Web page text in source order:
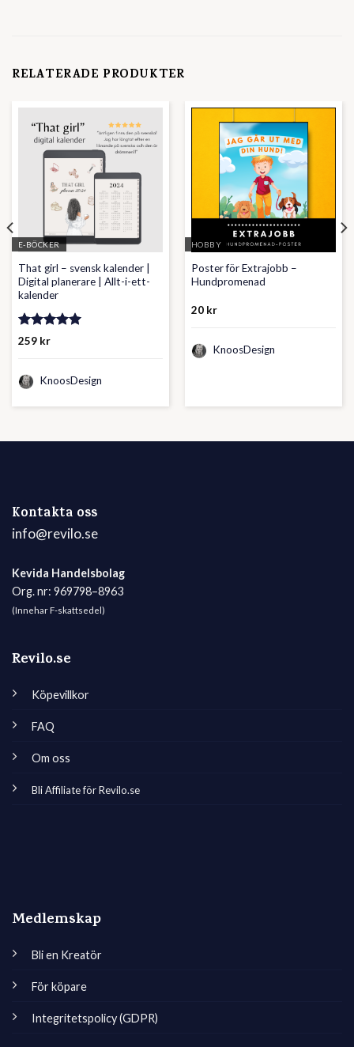
RELATERADE PRODUKTER
E-BÖCKER
That girl – svensk kalender |
Digital planerare | Allt-i-ett-
kalender
Betygsatt
259 kr
KnoosDesign
HOBBY
Poster för Extrajobb –
Hundpromenad
20 kr
KnoosDesign
Kontakta oss
info@revilo.se
Kevida Handelsbolag
Org. nr: 969798–8963
(Innehar F-skattsedel)
Revilo.se
Köpevillkor
FAQ
Om oss
Bli Affiliate för Revilo.se
Medlemskap
Bli en Kreatör
För köpare
Integritetspolicy (GDPR)